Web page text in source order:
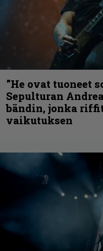
”He ovat tuoneet
Sepulturan
bändin, jonka
vaikutuksen